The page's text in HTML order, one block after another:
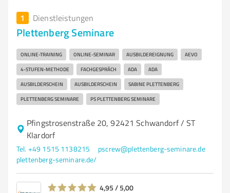
1 Dienstleistungen
Plettenberg Seminare
ONLINE-TRAINING ONLINE-SEMINAR AUSBILDEREIGNUNG AEVO
4-STUFEN-METHODE FACHGESPRÄCH ADA ADA
AUSBILDERSCHEIN AUSBILDERSCHEIN SABINE PLETTENBERG
PLETTENBERG SEMINARE PS PLETTENBERG SEMINARE
Pfingstrosenstraße 20, 92421 Schwandorf / ST
Klardorf
Tel. +49 1515 1138215
pscrew@plettenberg-seminare.de
plettenberg-seminare.de/
4,95 / 5,00